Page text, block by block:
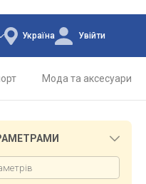
Україна Увійти
Мода та аксесуари